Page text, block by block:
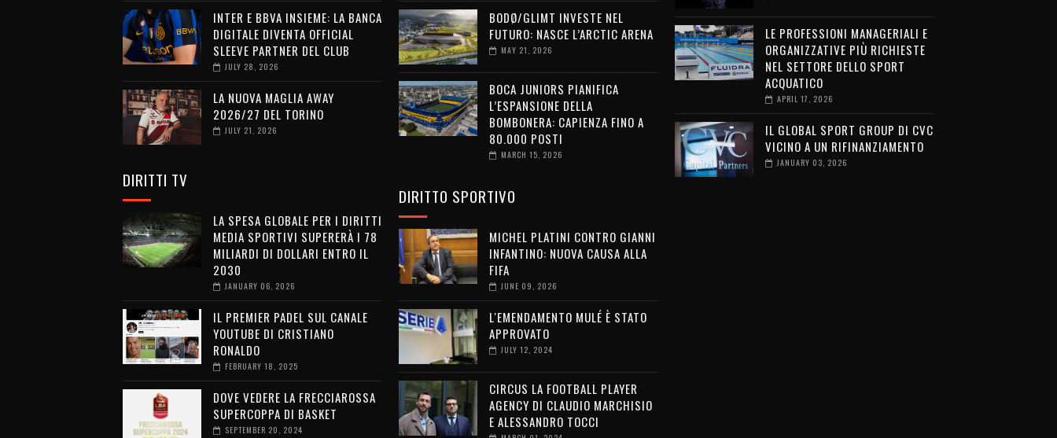
INTER E BBVA INSIEME: LA BANCA
DIGITALE DIVENTA OFFICIAL
SLEEVE PARTNER DEL CLUB
JULY 28, 2026
LA NUOVA MAGLIA AWAY
2026/27 DEL TORINO
JULY 21, 2026
DIRITTI TV
LA SPESA GLOBALE PER I DIRITTI
MEDIA SPORTIVI SUPERERÀ I 78
MILIARDI DI DOLLARI ENTRO IL
2030
JANUARY 06, 2026
IL PREMIER PADEL SUL CANALE
YOUTUBE DI CRISTIANO
RONALDO
FEBRUARY 18, 2025
DOVE VEDERE LA FRECCIAROSSA
SUPERCOPPA DI BASKET
SEPTEMBER 20, 2024
BODØ/GLIMT INVESTE NEL
FUTURO: NASCE L’ARCTIC ARENA
MAY 21, 2026
BOCA JUNIORS PIANIFICA
L’ESPANSIONE DELLA
BOMBONERA: CAPIENZA FINO A
80.000 POSTI
MARCH 15, 2026
DIRITTO SPORTIVO
MICHEL PLATINI CONTRO GIANNI
INFANTINO: NUOVA CAUSA ALLA
FIFA
JUNE 09, 2026
L'EMENDAMENTO MULÉ È STATO
APPROVATO
JULY 12, 2024
CIRCUS LA FOOTBALL PLAYER
AGENCY DI CLAUDIO MARCHISIO
E ALESSANDRO TOCCI
LE PROFESSIONI MANAGERIALI E
ORGANIZZATIVE PIÙ RICHIESTE
NEL SETTORE DELLO SPORT
ACQUATICO
APRIL 17, 2026
IL GLOBAL SPORT GROUP DI CVC
VICINO A UN RIFINANZIAMENTO
JANUARY 03, 2026